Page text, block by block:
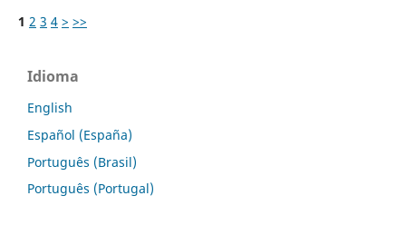
1 2 3 4 > >>
Idioma
English
Español (España)
Português (Brasil)
Português (Portugal)